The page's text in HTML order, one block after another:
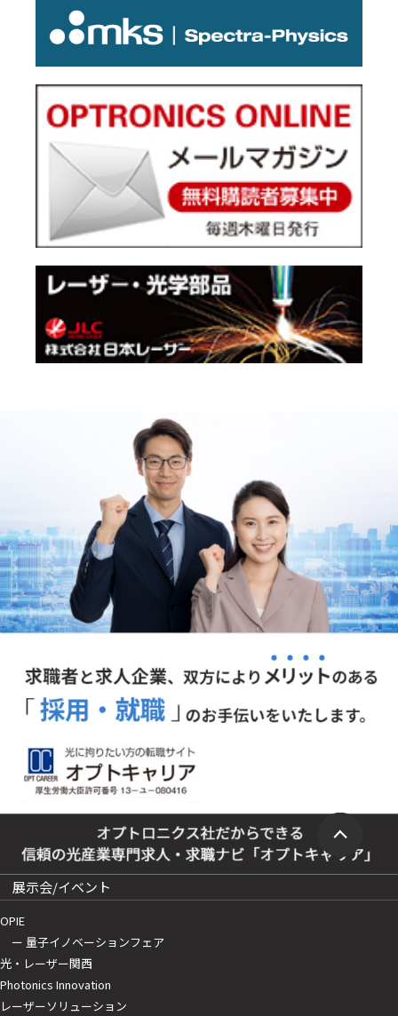
展示会/イベント
OPIE
ー 量子イノベーションフェア
光・レーザー関西
Photonics Innovation
レーザーソリューション